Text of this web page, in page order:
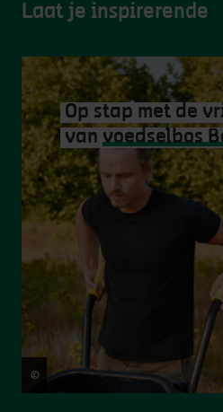
Laat je inspirerende
Op stap met de
van voedselbos
© Stad Antwerpen